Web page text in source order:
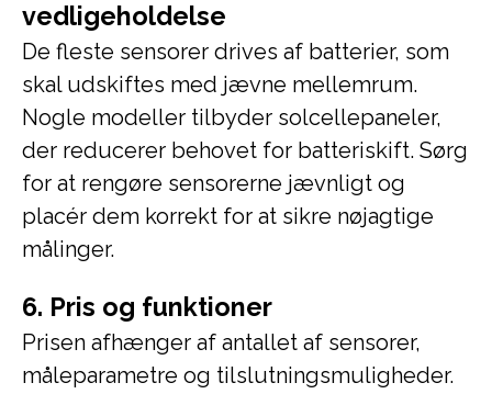
vedligeholdelse
De fleste sensorer drives af batterier, som
skal udskiftes med jævne mellemrum.
Nogle modeller tilbyder solcellepaneler,
der reducerer behovet for batteriskift. Sørg
for at rengøre sensorerne jævnligt og
placér dem korrekt for at sikre nøjagtige
målinger.
6. Pris og funktioner
Prisen afhænger af antallet af sensorer,
måleparametre og tilslutningsmuligheder.